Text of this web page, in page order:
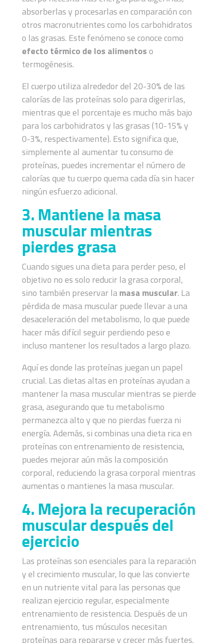
absorberlas y procesarlas en comparación con
otros macronutrientes como los carbohidratos
o las grasas. Este fenómeno se conoce como
efecto térmico de los alimentoso
termogénesis.
El cuerpo utiliza alrededor del 20-30% de las
calorías de las proteínas solo para digerirlas,
mientras que el porcentaje es mucho más bajo
para los carbohidratos y las grasas (10-15% y
0-3%, respectivamente). Esto significa que,
simplemente al aumentar tu consumo de
proteínas, puedes incrementar el número de
calorías que tu cuerpo quema cada día sin hacer
ningún esfuerzo adicional.
3. Mantiene la masa
muscular mientras
pierdes grasa
Cuando sigues una dieta para perder peso, el
objetivo no es solo reducir la grasa corporal,
sino también preservar lamasa muscular. La
pérdida de masa muscular puede llevar a una
desaceleración del metabolismo, lo que puede
hacer más difícil seguir perdiendo peso e
incluso mantener los resultados a largo plazo.
Aquí es donde las proteínas juegan un papel
crucial. Las dietas altas en proteínas ayudan a
mantener la masa muscular mientras se pierde
grasa, asegurando que tu metabolismo
permanezca alto y que no pierdas fuerza ni
energía. Además, si combinas una dieta rica en
proteínas con entrenamiento de resistencia,
puedes mejorar aún más la composición
corporal, reduciendo la grasa corporal mientras
aumentas o mantienes la masa muscular.
4. Mejora la recuperación
muscular después del
ejercicio
Las proteínas son esenciales para la reparación
y el crecimiento muscular, lo que las convierte
en un nutriente vital para las personas que
realizan ejercicio regular, especialmente
entrenamiento de resistencia. Después de un
entrenamiento, tus músculos necesitan
proteínas para repararse y crecer más fuertes.